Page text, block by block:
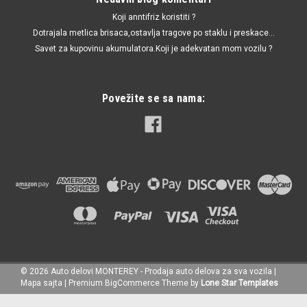
Koji anntifriz koristiti ?
Dotrajala metlica brisaca,ostavlja tragove po staklu i preskace...
Savet za kupovinu akumulatora.Koji je adekvatan mom vozilu ?
Povežite se sa nama:
© 2026 Auto delovi MONTEREY - Prodaja auto delova za sva vozila |
Mapa sajta | Premium BigCommerce Theme by Lone Star Templates